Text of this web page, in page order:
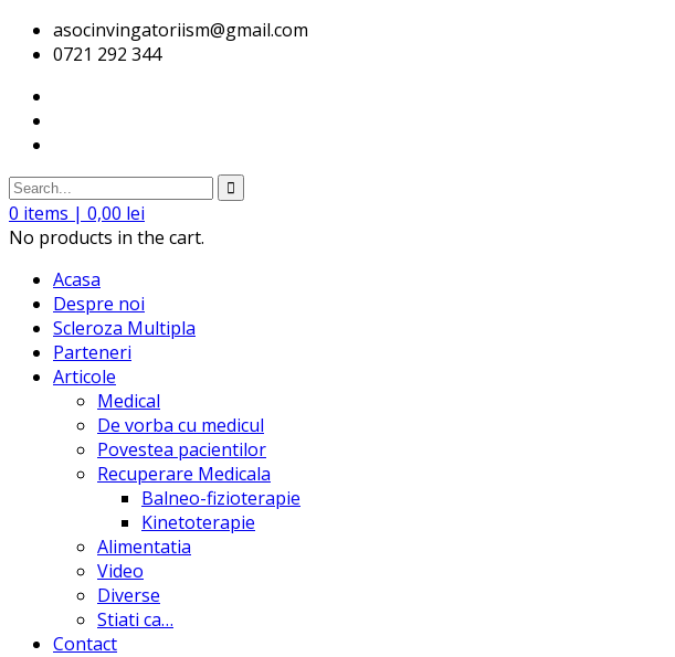
asocinvingatoriism@gmail.com
0721 292 344
0 items | 0,00 lei
No products in the cart.
Acasa
Despre noi
Scleroza Multipla
Parteneri
Articole
Medical
De vorba cu medicul
Povestea pacientilor
Recuperare Medicala
Balneo-fizioterapie
Kinetoterapie
Alimentatia
Video
Diverse
Stiati ca…
Contact